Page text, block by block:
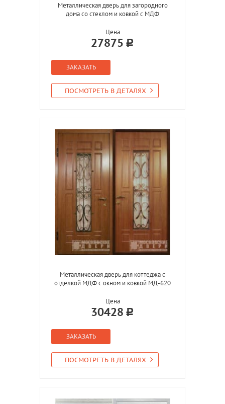
Металлическая дверь для загородного
дома со стеклом и ковкой с МДФ
Цена
27875
ЗАКАЗАТЬ
ПОСМОТРЕТЬ В ДЕТАЛЯХ
Металлическая дверь для коттеджа с
отделкой МДФ с окном и ковкой МД-620
Цена
30428
ЗАКАЗАТЬ
ПОСМОТРЕТЬ В ДЕТАЛЯХ